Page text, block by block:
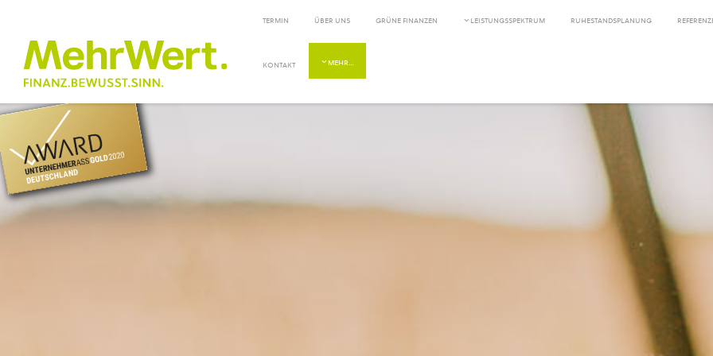
TERMIN ÜBER UNS GRÜNE FINANZEN LEISTUNGSSPEKTRUM RUHESTANDSPLANUNG
KONTAKT MEHR…